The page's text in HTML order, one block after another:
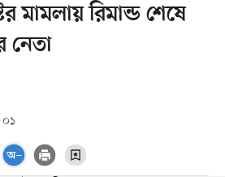
মামলায় রিমান্ড শেষে
নেতা